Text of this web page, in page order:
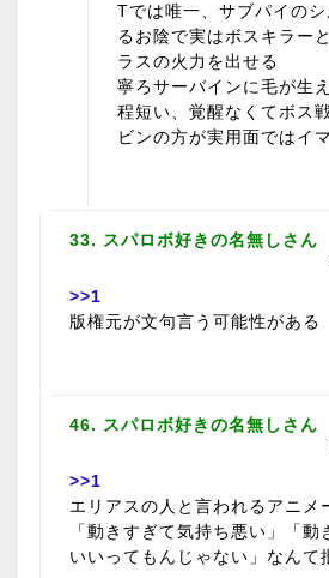
Tでは唯一、サブパイの
るお陰で実はボスキラー
ラスの火力を出せる
寧ろサーバインに毛が生
程短い、覚醒なくてボス
ビンの方が実用面ではイ
33. スパロボ好きの名無しさん
>>1
版権元が文句言う可能性がある
46. スパロボ好きの名無しさん
>>1
エリアスの人と言われるアニメ
「動きすぎて気持ち悪い」「
いいってもんじゃない」なんて